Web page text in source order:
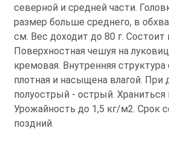
северной и средней части.
размер больше среднего, в
см. Вес доходит до 80 г. Состоит
Поверхностная чешуя на
кремовая. Внутренняя структура
плотная и насыщена влагой. При
полуострый - острый. Храниться
Урожайность до 1,5 кг/м2. Срок
поздний.